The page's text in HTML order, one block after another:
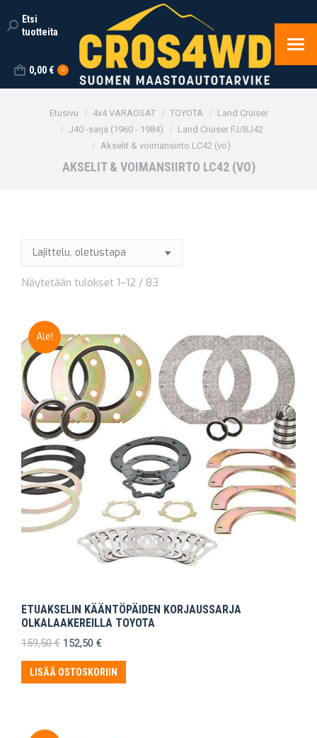
Search:
Etsi
tuotteita
0,00 € 0
You are here:
Etusivu 4x4 VARAOSAT TOYOTA
Land Cruiser
J40 -sarja (1960 - 1984)
Land Cruiser FJ/BJ42
Akselit & voimansiirto LC42 (vo)
AKSELIT & VOIMANSIIRTO LC42 (VO)
Näytetään tulokset 1–12 / 83
Ale!
ETUAKSELIN KÄÄNTÖPÄIDEN KORJAUSSARJA
OLKALAAKEREILLA TOYOTA
159,50€ Alkuperäinen
oli:
159,50 €.
152,50 €Nykyinen
on:
152,50 €.
LISÄÄ OSTOSKORIIN